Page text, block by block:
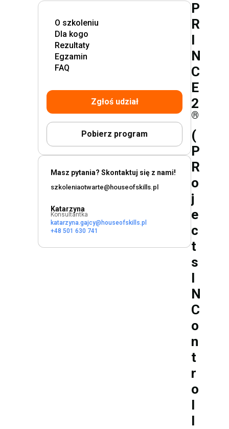
O szkoleniu
Dla kogo
Rezultaty
Egzamin
FAQ
Zgłoś udział
Pobierz program
Masz pytania? Skontaktuj się z nami!
szkoleniaotwarte@houseofskills.pl
Katarzyna
Konsultantka
katarzyna.gajcy@houseofskills.pl
+48 501 630 741
P
R
I
N
C
E
2
®
(
P
R
o
j
e
c
t
s
I
N
C
o
n
t
r
o
l
l